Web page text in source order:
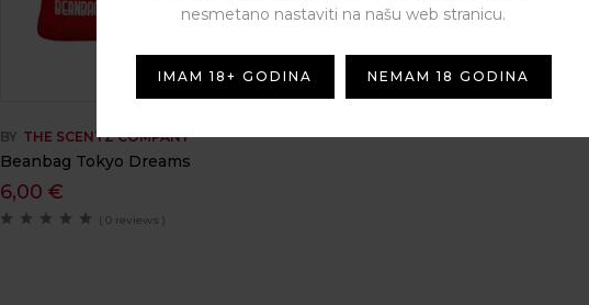
BY THE SCENTZ COMPANY
Beanbag Tokyo Dreams
6,00 €
( 0 reviews )
nesmetano nastaviti na našu web stranicu.
IMAM 18+ GODINA NEMAM 18 GODINA